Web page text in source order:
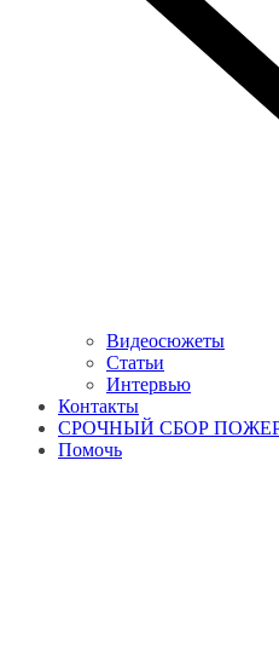
Видеосюжеты
Статьи
Интервью
Контакты
СРОЧНЫЙ СБОР
Помочь